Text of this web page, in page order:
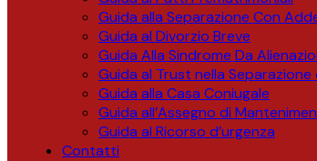
Guida alla Separazione Con
Guida al Divorzio Breve
Guida Alla Sindrome Da
Guida al Trust nella Separazione
Guida alla Casa Coniugale
Guida all’Assegno di
Guida al Ricorso d’urgenza
Contatti